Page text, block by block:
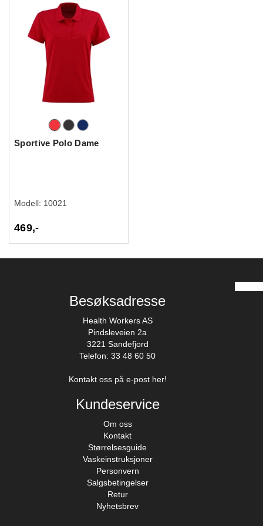
Sportive Polo Dame
Modell: 10021
469,-
Besøksadresse
Health Workers AS
Pindsleveien 2a
3221 Sandefjord
Telefon: 33 48 60 50
Kontakt oss på e-post her!
Kundeservice
Om oss
Kontakt
Størrelsesguide
Vaskeinstruksjoner
Personvern
Salgsbetingelser
Retur
Nyhetsbrev